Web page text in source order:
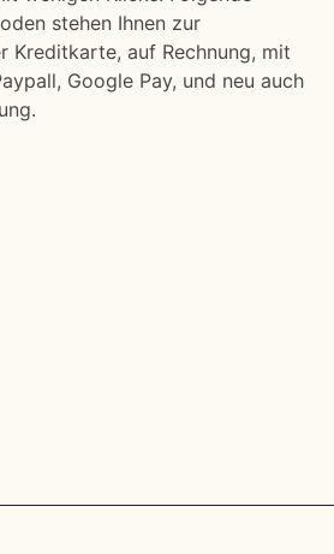
stehen Ihnen zur
Kreditkarte, auf Rechnung, mit
Google Pay, und neu auch